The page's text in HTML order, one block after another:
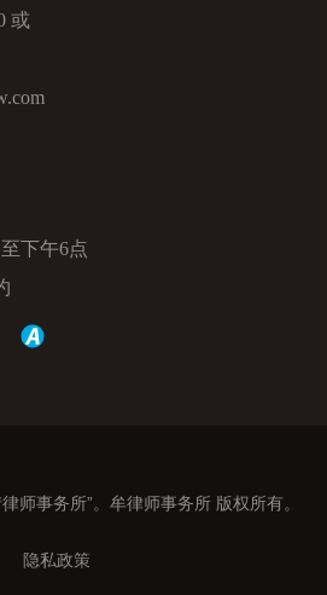
或
下午6点
师事务所”。牟律师事务所 版权所有。
隐私政策